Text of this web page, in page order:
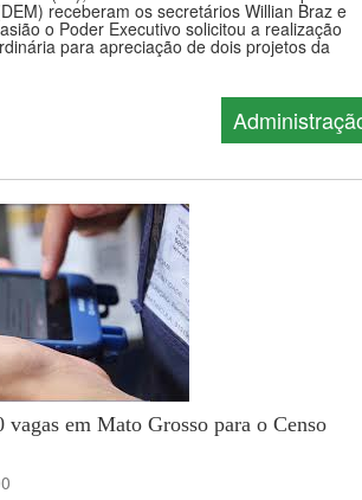
receberam os secretários Willian Braz e
o Poder Executivo solicitou a realização
para apreciação de dois projetos da
em Mato Grosso para o Censo